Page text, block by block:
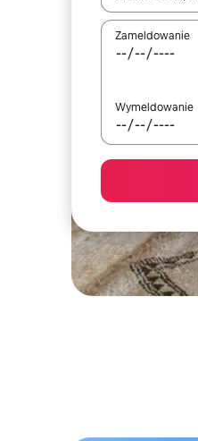
Zameldowanie
Wymeldowanie